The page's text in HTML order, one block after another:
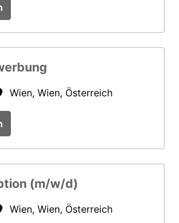
Wien, Wien, Österreich
(m/w/d)
Wien, Wien, Österreich